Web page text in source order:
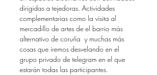
dirigidas a tejedoras. Actividades
complementarias como la visita al
mercadillo de artes de el barrio más
alternativo de coruña y muchas más
cosas que iremos desvelando en el
grupo privado de telegram en el que
estarán todas las participantes.